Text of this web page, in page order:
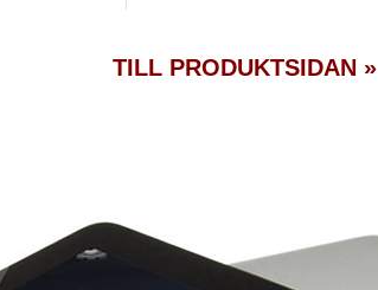
TILL PRODUKTSIDAN »